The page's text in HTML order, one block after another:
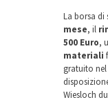
La borsa di
mese, il
500 Euro,
materiali
gratuito
Wiesloch